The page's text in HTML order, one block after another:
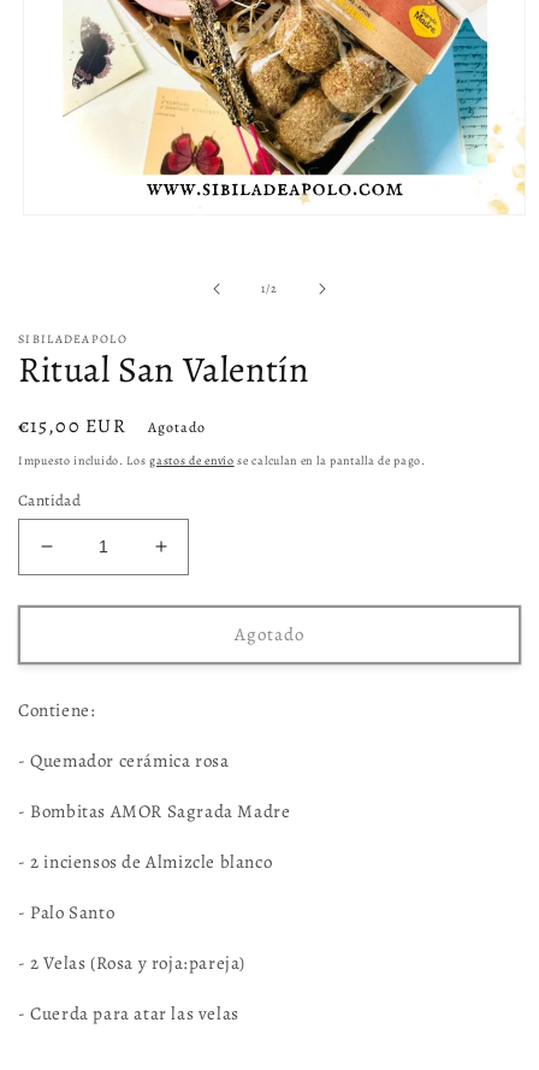
ventana
modal
1/de
2
SIBILADEAPOLO
Ritual San Valentín
Precio
habitual
€15,00 EUR Agotado
Impuesto incluido. Losgastos de envío se calculan en la pantalla de pago.
Cantidad
Reducir
cantidad
para
San
Aumentar
cantidad
para
San
Agotado
Contiene:
- Quemador cerámica rosa
- Bombitas AMOR Sagrada Madre
- 2 inciensos de Almizcle blanco
- Palo Santo
- 2 Velas (Rosa y roja:pareja)
- Cuerda para atar las velas